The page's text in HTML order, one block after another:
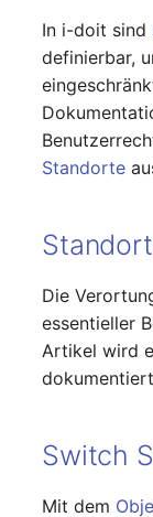
In i-doit sind
definierbar,
Standorte
Die
essentieller
Artikel wird
Switch
Mit dem